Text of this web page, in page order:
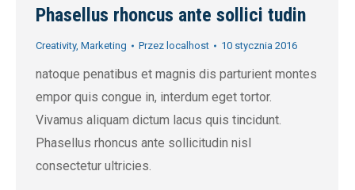
Phasellus rhoncus ante sollici tudin
Creativity, Marketing Przez localhost 10 stycznia 2016
natoque penatibus et magnis dis parturient montes
empor quis congue in, interdum eget tortor.
Vivamus aliquam dictum lacus quis tincidunt.
Phasellus rhoncus ante sollicitudin nisl
consectetur ultricies.